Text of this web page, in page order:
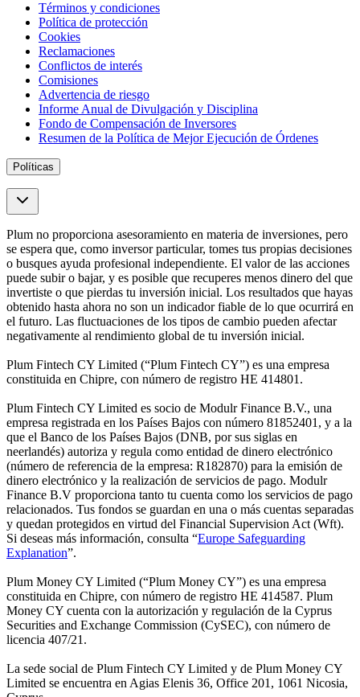
Términos y condiciones
Política de protección
Cookies
Reclamaciones
Conflictos de interés
Comisiones
Advertencia de riesgo
Informe Anual de Divulgación y Disciplina
Fondo de Compensación de Inversores
Resumen de la Política de Mejor Ejecución de Órdenes
Políticas
Plum no proporciona asesoramiento en materia de inversiones, pero
se espera que, como inversor particular, tomes tus propias decisiones
o busques ayuda profesional independiente. El valor de las acciones
puede subir o bajar, y es posible que recuperes menos dinero del que
invertiste o que pierdas tu inversión inicial. Los resultados que hayas
obtenido hasta ahora no son un indicador fiable de lo que ocurrirá en
el futuro. Las fluctuaciones de los tipos de cambio pueden afectar
negativamente al rendimiento global de tu inversión inicial.
Plum Fintech CY Limited (“Plum Fintech CY”) es una empresa
constituida en Chipre, con número de registro HE 414801.
Plum Fintech CY Limited es socio de Modulr Finance B.V., una
empresa registrada en los Países Bajos con número 81852401, y a la
que el Banco de los Países Bajos (DNB, por sus siglas en
neerlandés) autoriza y regula como entidad de dinero electrónico
(número de referencia de la empresa: R182870) para la emisión de
dinero electrónico y la realización de servicios de pago. Modulr
Finance B.V proporciona tanto tu cuenta como los servicios de pago
relacionados. Tus fondos se guardan en una o más cuentas separadas
y quedan protegidos en virtud del Financial Supervision Act (Wft).
Si deseas más información, consulta “Europe Safeguarding
Explanation”.
Plum Money CY Limited (“Plum Money CY”) es una empresa
constituida en Chipre, con número de registro HE 414587. Plum
Money CY cuenta con la autorización y regulación de la Cyprus
Securities and Exchange Commission (CySEC), con número de
licencia 407/21.
La sede social de Plum Fintech CY Limited y de Plum Money CY
Limited se encuentra en Agias Elenis 36, Office 201, 1061 Nicosia,